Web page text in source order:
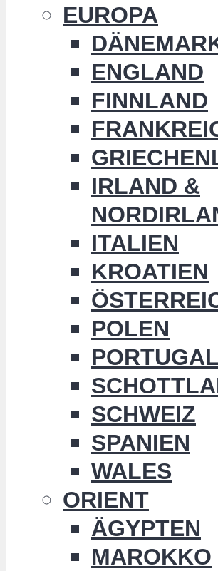
EUROPA
ENGLAND
FINNLAND
IRLAND &
ITALIEN
KROATIEN
POLEN
PORTUGAL
SCHWEIZ
SPANIEN
WALES
ORIENT
ÄGYPTEN
MAROKKO